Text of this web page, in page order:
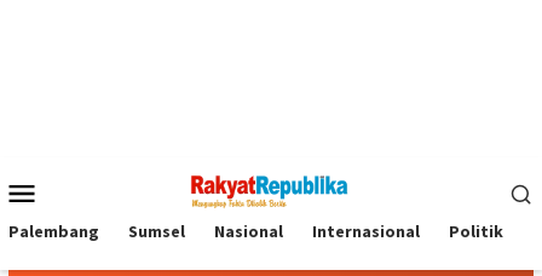
Mobile
Palembang Sumsel Nasional Internasional Politik